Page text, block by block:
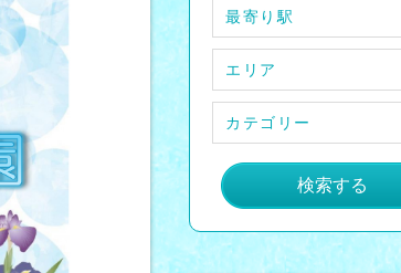
最寄り駅
エリア
カテゴリー